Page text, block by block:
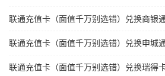
联通充值卡（面值千万别选错）兑换商银
联通充值卡（面值千万别选错）兑换申城
联通充值卡（面值千万别选错）兑换瑞得